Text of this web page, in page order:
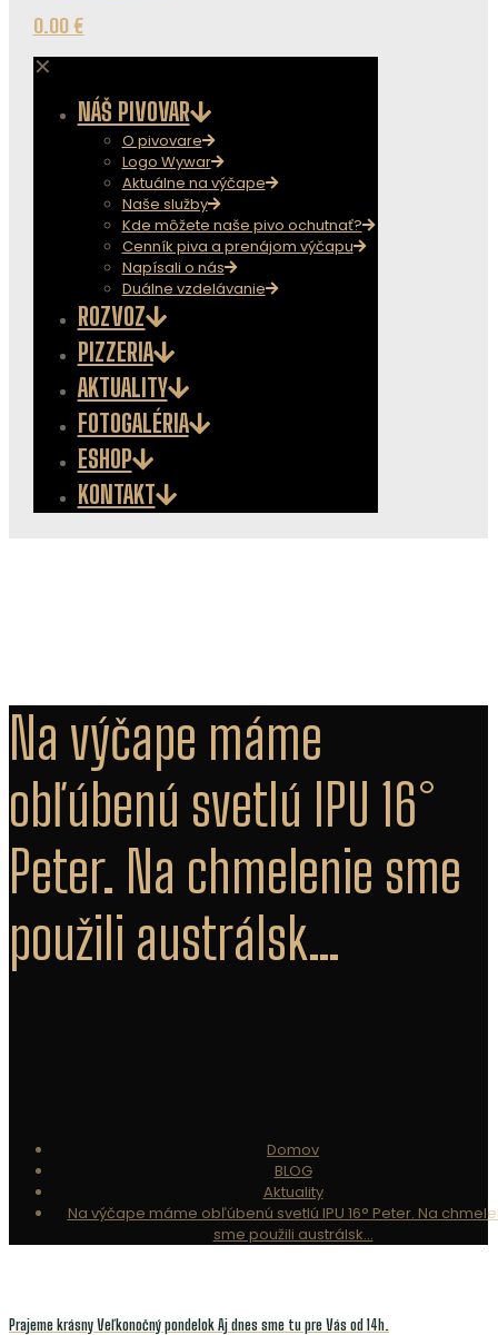
0.00 €
✕
NÁŠ PIVOVAR
O pivovare
Logo Wywar
Aktuálne na výčape
Naše služby
Kde môžete naše pivo ochutnať?
Cenník piva a prenájom výčapu
Napísali o nás
Duálne vzdelávanie
ROZVOZ
PIZZERIA
AKTUALITY
FOTOGALÉRIA
ESHOP
KONTAKT
Na výčape máme
obľúbenú svetlú IPU 16°
Peter. Na chmelenie sme
použili austrálsk…
Domov
BLOG
Aktuality
Na výčape máme obľúbenú svetlú IPU 16° Peter. Na
sme použili austrálsk…
Prajeme krásny Veľkonočný pondelok Aj dnes sme tu pre Vás od 14h.